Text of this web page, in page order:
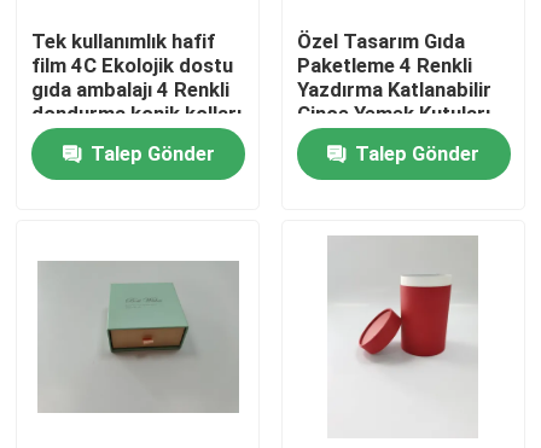
Kalite kontrol
Bize ulaşın
Baskılı Ambalaj Kutusu
Perakende Ambalaj Kutuları
Tek kullanımlık hafif
film 4C Ekolojik dostu
gıda ambalajı 4 Renkli
dondurma konik kolları
Talep Gönder
Özel Tasarım Gıda
Paketleme 4 Renkli
Yazdırma Katlanabilir
Çince Yemek Kutuları
Talep Gönder